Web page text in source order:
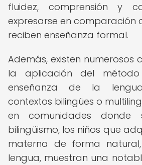
fluidez, comprensión y
expresarse en comparación
reciben enseñanza formal.
Además, existen numerosos
la aplicación del
enseñanza de la
contextos bilingües o
en comunidades
bilingüismo, los niños que
materna de forma
lengua, muestran una